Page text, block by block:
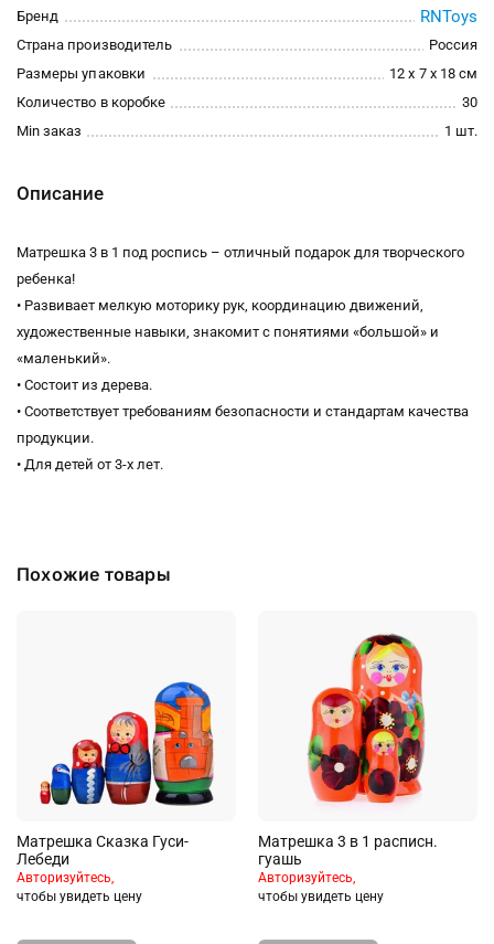
Бренд
RNToys
Страна производитель
Россия
Размеры упаковки
12 x 7 x 18 см
Количество в коробке
30
Min заказ
1 шт.
Описание
Матрешка 3 в 1 под роспись – отличный подарок для творческого
ребенка!
• Развивает мелкую моторику рук, координацию движений,
художественные навыки, знакомит с понятиями «большой» и
«маленький».
• Состоит из дерева.
• Соответствует требованиям безопасности и стандартам качества
продукции.
• Для детей от 3-х лет.
Похожие товары
Матрешка Сказка Гуси-
Лебеди
Авторизуйтесь,
чтобы увидеть цену
Матрешка 3 в 1 расписн.
гуашь
Авторизуйтесь,
чтобы увидеть цену